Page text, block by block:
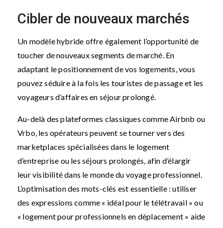
Cibler de nouveaux marchés
Un modèle hybride offre également l’opportunité de
toucher de nouveaux segments de marché. En
adaptant le positionnement de vos logements, vous
pouvez séduire à la fois les touristes de passage et les
voyageurs d’affaires en séjour prolongé.
Au-delà des plateformes classiques comme Airbnb ou
Vrbo, les opérateurs peuvent se tourner vers des
marketplaces spécialisées dans le logement
d’entreprise ou les séjours prolongés, afin d’élargir
leur visibilité dans le monde du voyage professionnel.
L’optimisation des mots-clés est essentielle : utiliser
des expressions comme « idéal pour le télétravail » ou
« logement pour professionnels en déplacement » aide